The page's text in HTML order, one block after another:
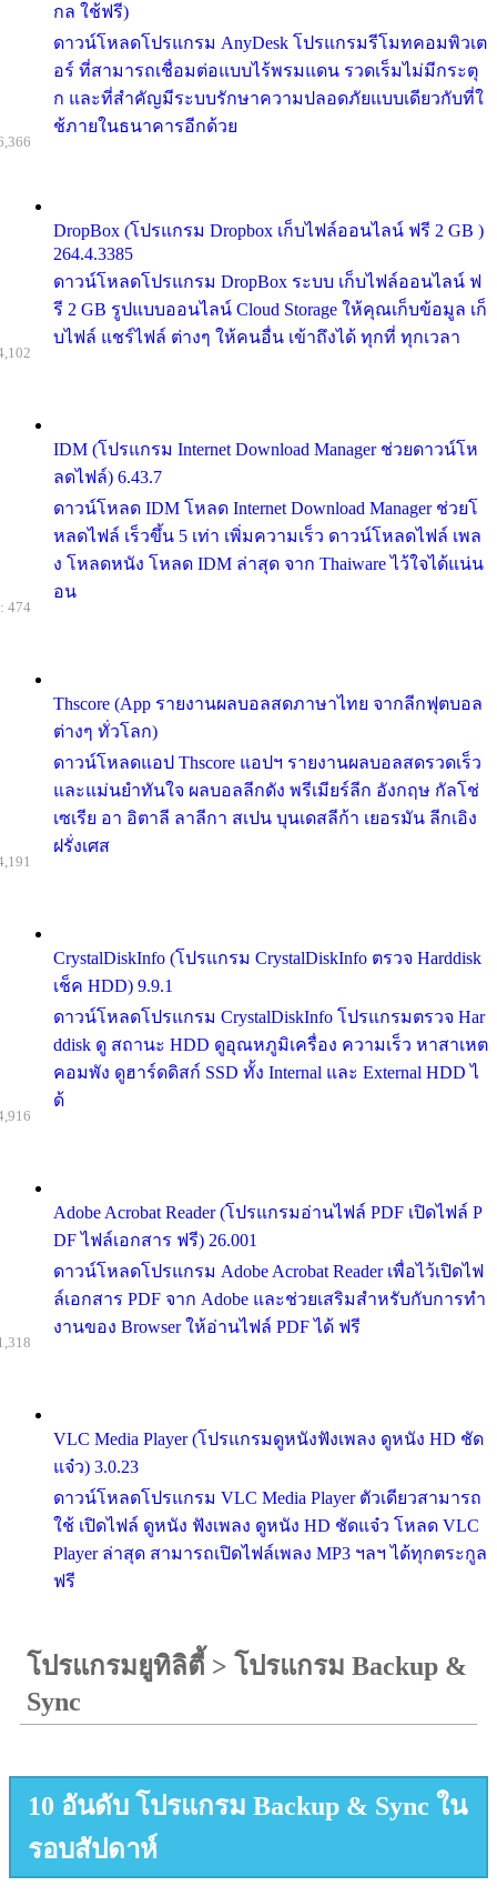
กล ใช้ฟรี)
ดาวน์โหลดโปรแกรม AnyDesk โปรแกรมรีโมทคอมพิวเต
อร์ ที่สามารถเชื่อมต่อแบบไร้พรมแดน รวดเร็มไม่มีกระตุ
ก และที่สำคัญมีระบบรักษาความปลอดภัยแบบเดียวกับที่ใ
ช้ภายในธนาคารอีกด้วย
DropBox (โปรแกรม Dropbox เก็บไฟล์ออนไลน์ ฟรี 2 GB )
264.4.3385
ดาวน์โหลดโปรแกรม DropBox ระบบ เก็บไฟล์ออนไลน์ ฟ
รี 2 GB รูปแบบออนไลน์ Cloud Storage ให้คุณเก็บข้อมูล เก็
บไฟล์ แชร์ไฟล์ ต่างๆ ให้คนอื่น เข้าถึงได้ ทุกที่ ทุกเวลา
IDM (โปรแกรม Internet Download Manager ช่วยดาวน์โห
ลดไฟล์) 6.43.7
ดาวน์โหลด IDM โหลด Internet Download Manager ช่วยโ
หลดไฟล์ เร็วขึ้น 5 เท่า เพิ่มความเร็ว ดาวน์โหลดไฟล์ เพล
ง โหลดหนัง โหลด IDM ล่าสุด จาก Thaiware ไว้ใจได้แน่น
อน
Thscore (App รายงานผลบอลสดภาษาไทย จากลีกฟุตบอล
ต่างๆ ทั่วโลก)
ดาวน์โหลดแอป Thscore แอปฯ รายงานผลบอลสดรวดเร็ว
และแม่นยำทันใจ ผลบอลลีกดัง พรีเมียร์ลีก อังกฤษ กัลโช่
เซเรีย อา อิตาลี ลาลีกา สเปน บุนเดสลีก้า เยอรมัน ลีกเอิง
ฝรั่งเศส
474
CrystalDiskInfo (โปรแกรม CrystalDiskInfo ตรวจ Harddisk
เช็ค HDD) 9.9.1
ดาวน์โหลดโปรแกรม CrystalDiskInfo โปรแกรมตรวจ Har
ddisk ดู สถานะ HDD ดูอุณหภูมิเครื่อง ความเร็ว หาสาเหต
คอมพัง ดูฮาร์ดดิสก์ SSD ทั้ง Internal และ External HDD ไ
ด้
Adobe Acrobat Reader (โปรแกรมอ่านไฟล์ PDF เปิดไฟล์ P
DF ไฟล์เอกสาร ฟรี) 26.001
ดาวน์โหลดโปรแกรม Adobe Acrobat Reader เพื่อไว้เปิดไฟ
ล์เอกสาร PDF จาก Adobe และช่วยเสริมสำหรับกับการทำ
งานของ Browser ให้อ่านไฟล์ PDF ได้ ฟรี
VLC Media Player (โปรแกรมดูหนังฟังเพลง ดูหนัง HD ชัด
แจ๋ว) 3.0.23
ดาวน์โหลดโปรแกรม VLC Media Player ตัวเดียวสามารถ
ใช้ เปิดไฟล์ ดูหนัง ฟังเพลง ดูหนัง HD ชัดแจ๋ว โหลด VLC
Player ล่าสุด สามารถเปิดไฟล์เพลง MP3 ฯลฯ ได้ทุกตระกูล
ฟรี
โปรแกรมยูทิลิตี้ > โปรแกรม Backup &
Sync
10 อันดับ โปรแกรม Backup & Sync ใน
รอบสัปดาห์